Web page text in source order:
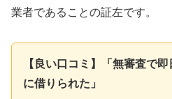
業者であることの証左です。
【良い口コミ】「無審査で
に借りられた」